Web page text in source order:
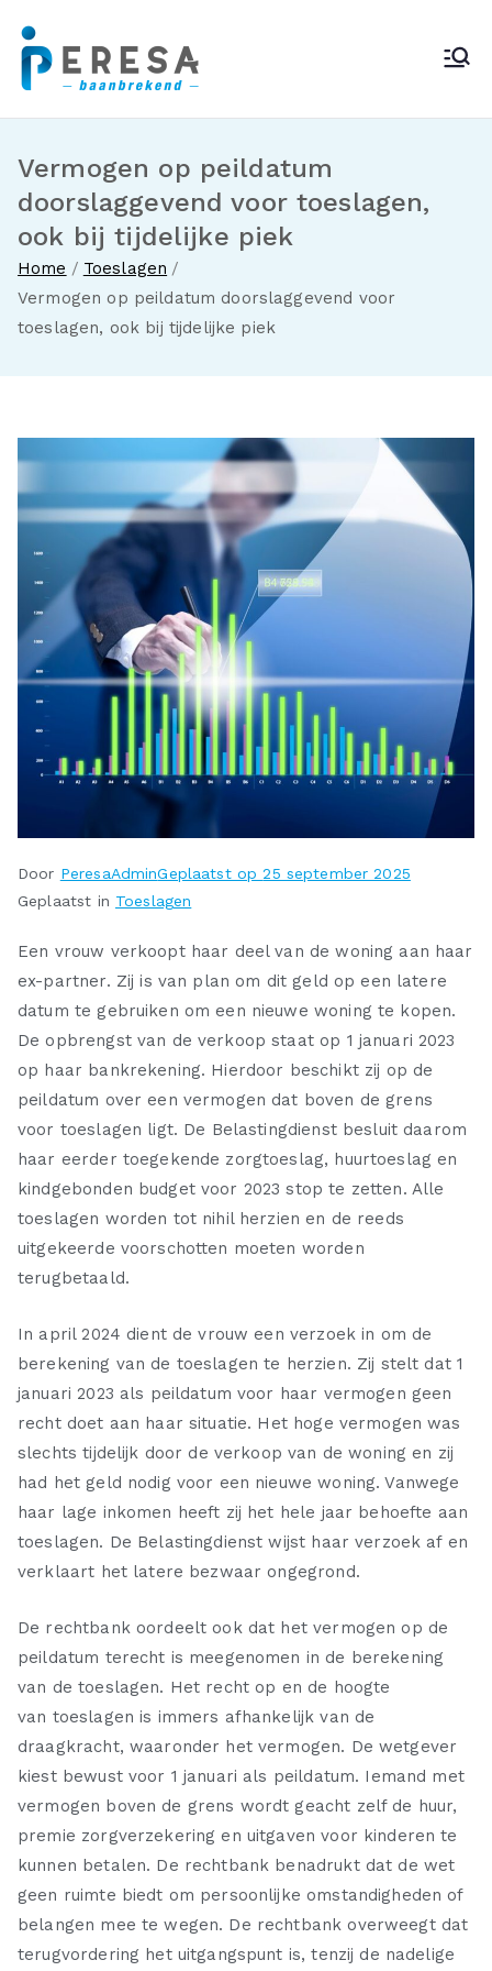
naar
Vermogen op peildatum
doorslaggevend voor toeslagen,
ook bij tijdelijke piek
Home
Toeslagen
Vermogen op peildatum doorslaggevend voor
toeslagen, ook bij tijdelijke piek
Door PeresaAdminGeplaatst op25 september 2025
Geplaatst in Toeslagen
Een vrouw verkoopt haar deel van de woning aan haar
ex-partner. Zij is van plan om dit geld op een latere
datum te gebruiken om een nieuwe woning te kopen.
De opbrengst van de verkoop staat op 1 januari 2023
op haar bankrekening. Hierdoor beschikt zij op de
peildatum over een vermogen dat boven de grens
voor toeslagen ligt. De Belastingdienst besluit daarom
haar eerder toegekende zorgtoeslag, huurtoeslag en
kindgebonden budget voor 2023 stop te zetten. Alle
toeslagen worden tot nihil herzien en de reeds
uitgekeerde voorschotten moeten worden
terugbetaald.
In april 2024 dient de vrouw een verzoek in om de
berekening van de toeslagen te herzien. Zij stelt dat 1
januari 2023 als peildatum voor haar vermogen geen
recht doet aan haar situatie. Het hoge vermogen was
slechts tijdelijk door de verkoop van de woning en zij
had het geld nodig voor een nieuwe woning. Vanwege
haar lage inkomen heeft zij het hele jaar behoefte aan
toeslagen. De Belastingdienst wijst haar verzoek af en
verklaart het latere bezwaar ongegrond.
De rechtbank oordeelt ook dat het vermogen op de
peildatum terecht is meegenomen in de berekening
van de toeslagen. Het recht op en de hoogte
van toeslagen is immers afhankelijk van de
draagkracht, waaronder het vermogen. De wetgever
kiest bewust voor 1 januari als peildatum. Iemand met
vermogen boven de grens wordt geacht zelf de huur,
premie zorgverzekering en uitgaven voor kinderen te
kunnen betalen. De rechtbank benadrukt dat de wet
geen ruimte biedt om persoonlijke omstandigheden of
belangen mee te wegen. De rechtbank overweegt dat
terugvordering het uitgangspunt is, tenzij de nadelige